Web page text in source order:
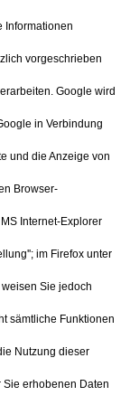
Informationen
vorgeschrieben
Google wird
in Verbindung
und die Anzeige von
Browser-
Internet-Explorer
im Firefox unter
Sie jedoch
sämtliche Funktionen
Nutzung dieser
erhobenen Daten